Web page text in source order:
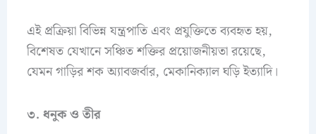
এই প্রক্রিয়া বিভিন্ন যন্ত্রপাতি এবং প্রযুক্তিতে ব্যবহৃত হয়,
বিশেষত যেখানে সঞ্চিত শক্তির প্রয়োজনীয়তা রয়েছে,
যেমন গাড়ির শক অ্যাবজর্বার, মেকানিক্যাল ঘড়ি ইত্যাদি।
৩. ধনুক ও তীর